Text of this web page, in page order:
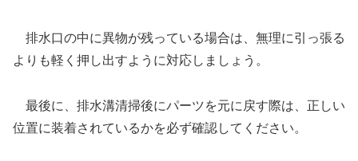
排水口の中に異物が残っている場合は、無理に引っ張る
よりも軽く押し出すように対応しましょう。
最後に、排水溝清掃後にパーツを元に戻す際は、正しい
位置に装着されているかを必ず確認してください。